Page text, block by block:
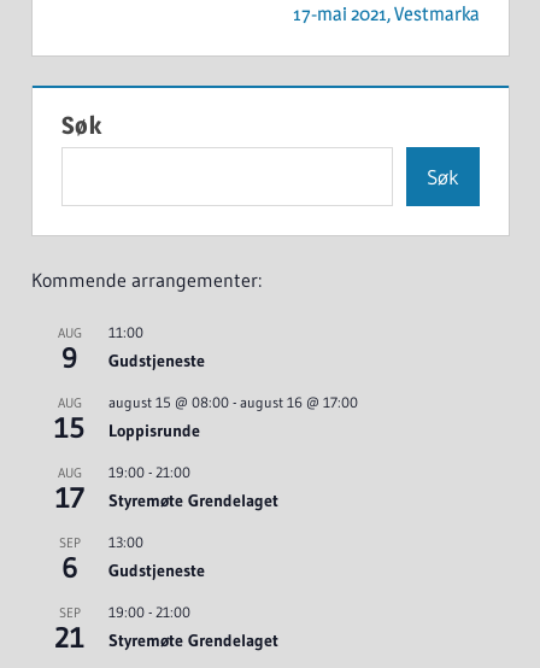
17-mai 2021, Vestmarka
Søk
Søk
Kommende arrangementer:
AUG
9
11:00
Gudstjeneste
AUG
15
august 15 @ 08:00- august 16 @ 17:00
Loppisrunde
AUG
17
19:00- 21:00
Styremøte Grendelaget
SEP
6
13:00
Gudstjeneste
SEP
21
19:00- 21:00
Styremøte Grendelaget